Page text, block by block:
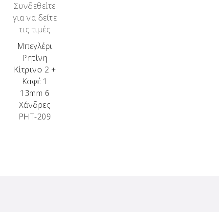
Συνδεθείτε
για να δείτε
τις τιμές
Μπεγλέρι
Ρητίνη
Κίτρινο 2 +
Καφέ 1
13mm 6
Χάνδρες
ΡΗΤ-209